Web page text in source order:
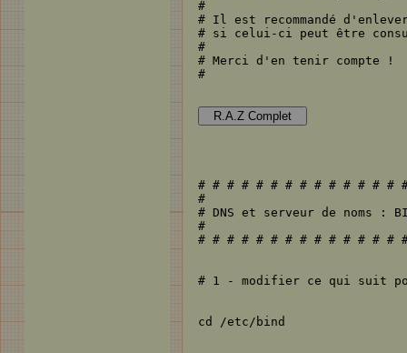
#
# Il est recommandé
# si celui-ci peut être
#
# Merci d'en tenir compte !
#
# # # # # # # # # # # # # #
#
# DNS et serveur de noms :
#
# # # # # # # # # # # # # #
# 1 - modifier ce qui suit
cd /etc/bind